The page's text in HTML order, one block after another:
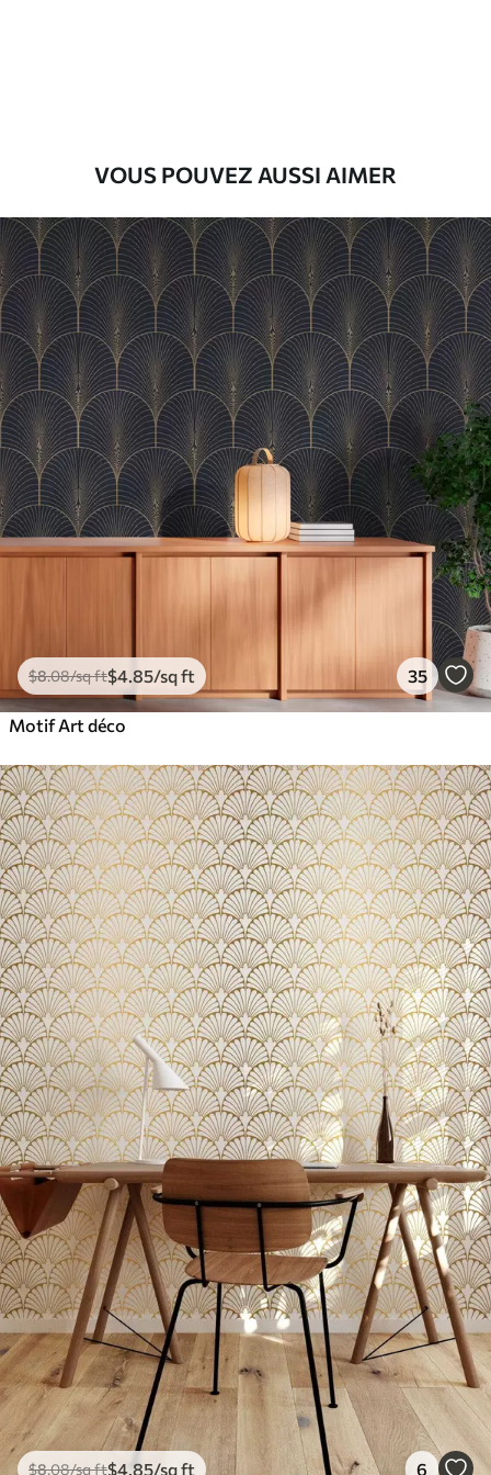
14.67 $8.80/sq ft
VOUS POUVEZ AUSSI AIMER
$8.08/sq ft$4 .85/sq ft 35
Motif Art déco
$8.08/sq ft$4 .85/sq ft 6